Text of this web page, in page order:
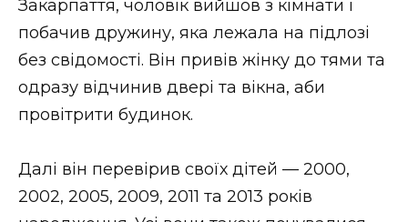
НОВИНИ ЗАХІДНОЇ УКРАЇНИ
ФОТО
Закарпаття, чоловік вийшов з кімнати і
побачив дружину, яка лежала на підлозі
без свідомості. Він привів жінку до тями та
одразу відчинив двері та вікна, аби
провітрити будинок.
Далі він перевірив своїх дітей — 2000,
2002, 2005, 2009, 2011 та 2013 років